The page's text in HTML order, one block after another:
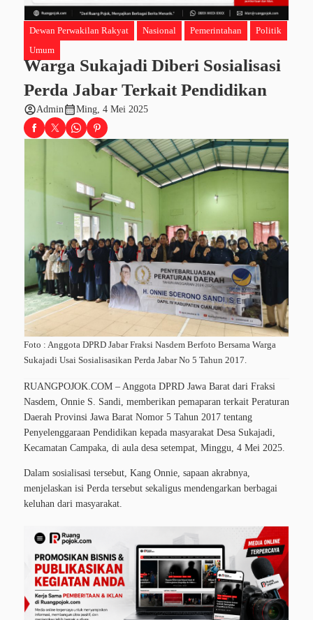
Dewan Perwakilan Rakyat Nasional Pemerintahan
Politik
Umum
Warga Sukajadi Diberi Sosialisasi
Perda Jabar Terkait Pendidikan
account_circleAdmin calendar_monthMing, 4 Mei 2025
Foto : Anggota DPRD Jabar Fraksi Nasdem Berfoto Bersama Warga
Sukajadi Usai Sosialisasikan Perda Jabar No 5 Tahun 2017.
RUANGPOJOK.COM – Anggota DPRD Jawa Barat dari Fraksi
Nasdem, Onnie S. Sandi, memberikan pemaparan terkait Peraturan
Daerah Provinsi Jawa Barat Nomor 5 Tahun 2017 tentang
Penyelenggaraan Pendidikan kepada masyarakat Desa Sukajadi,
Kecamatan Campaka, di aula desa setempat, Minggu, 4 Mei 2025.
Dalam sosialisasi tersebut, Kang Onnie, sapaan akrabnya,
menjelaskan isi Perda tersebut sekaligus mendengarkan berbagai
keluhan dari masyarakat.